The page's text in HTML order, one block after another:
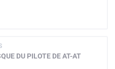
DU PILOTE DE AT-AT